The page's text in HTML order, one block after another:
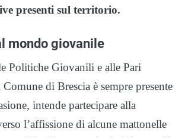
presenti sul territorio.
mondo giovanile
Politiche Giovanili e alle Pari
di Brescia è sempre presente
intende partecipare alla
l’affissione di alcune mattonelle